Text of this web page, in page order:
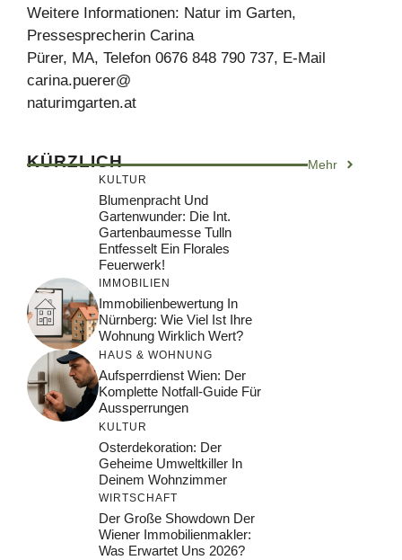
Weitere Informationen: Natur im Garten,
Pressesprecherin Carina
Pürer, MA, Telefon 0676 848 790 737, E-Mail
carina.puerer@
naturimgarten.at
KÜRZLICH Mehr
KULTUR
Blumenpracht Und
Gartenwunder: Die Int.
Gartenbaumesse Tulln
Entfesselt Ein Florales
Feuerwerk!
IMMOBILIEN
Immobilienbewertung In
Nürnberg: Wie Viel Ist Ihre
Wohnung Wirklich Wert?
HAUS & WOHNUNG
Aufsperrdienst Wien: Der
Komplette Notfall-Guide Für
Aussperrungen
KULTUR
Osterdekoration: Der
Geheime Umweltkiller In
Deinem Wohnzimmer
WIRTSCHAFT
Der Große Showdown Der
Wiener Immobilienmakler:
Was Erwartet Uns 2026?